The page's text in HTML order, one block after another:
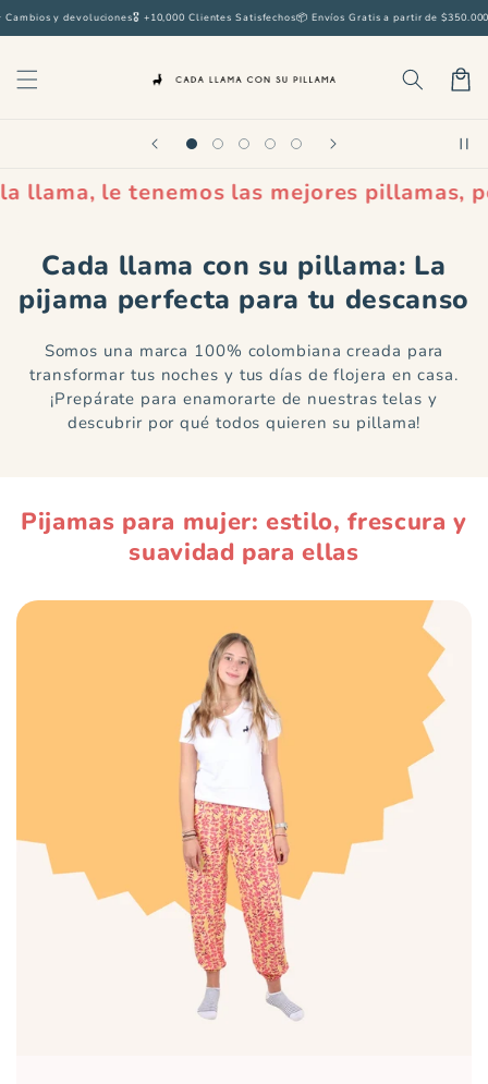
directamente
y devoluciones🎖️ +10,000 Clientes Satisfechos📦 Envíos Gratis a partir de $350.000⭐
Carrito
tenemos las mejores pillamas, póngase
Cada llama con su pillama: La
pijama perfecta para tu descanso
Somos una marca 100% colombiana creada para
transformar tus noches y tus días de flojera en casa.
¡Prepárate para enamorarte de nuestras telas y
descubrir por qué todos quieren su pillama!
Pijamas para mujer: estilo, frescura y
suavidad para ellas